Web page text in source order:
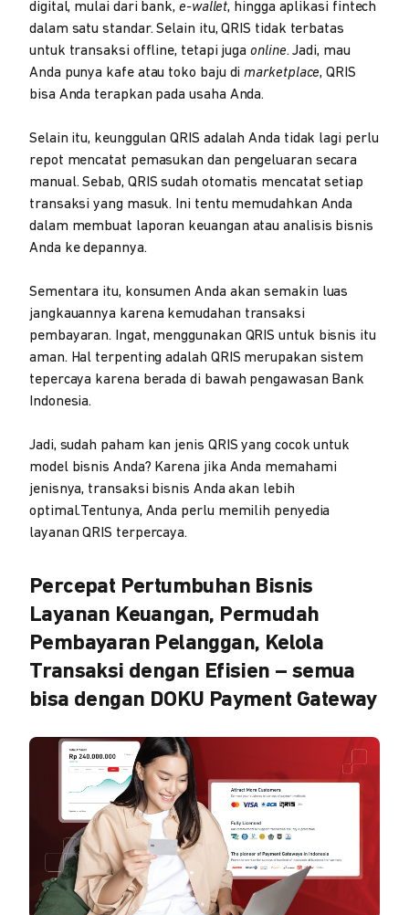
digital, mulai dari bank, e-wallet, hingga aplikasi fintech
dalam satu standar. Selain itu, QRIS tidak terbatas
untuk transaksi offline, tetapi jugaonline. Jadi, mau
Anda punya kafe atau toko baju dimarketplace, QRIS
bisa Anda terapkan pada usaha Anda.
Selain itu, keunggulan QRIS adalah Anda tidak lagi perlu
repot mencatat pemasukan dan pengeluaran secara
manual. Sebab, QRIS sudah otomatis mencatat setiap
transaksi yang masuk. Ini tentu memudahkan Anda
dalam membuat laporan keuangan atau analisis bisnis
Anda ke depannya.
Sementara itu, konsumen Anda akan semakin luas
jangkauannya karena kemudahan transaksi
pembayaran. Ingat, menggunakan QRIS untuk bisnis itu
aman. Hal terpenting adalah QRIS merupakan sistem
tepercaya karena berada di bawah pengawasan Bank
Indonesia.
Jadi, sudah paham kan jenis QRIS yang cocok untuk
model bisnis Anda? Karena jika Anda memahami
jenisnya, transaksi bisnis Anda akan lebih
optimal.Tentunya, Anda perlu memilih penyedia
layanan QRIS terpercaya.
Percepat Pertumbuhan Bisnis
Layanan Keuangan, Permudah
Pembayaran Pelanggan, Kelola
Transaksi dengan Efisien – semua
bisa dengan DOKU Payment Gateway